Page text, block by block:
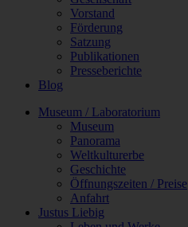
Vorstand
Förderung
Satzung
Publikationen
Presseberichte
Blog
Museum / Laboratorium
Museum
Panorama
Weltkulturerbe
Geschichte
Öffnungszeiten / Preise
Anfahrt
Justus Liebig